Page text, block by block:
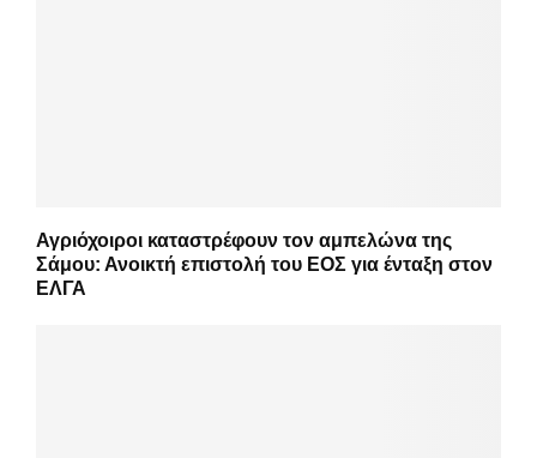
Αγριόχοιροι καταστρέφουν τον αμπελώνα της
Σάμου: Ανοικτή επιστολή του ΕΟΣ για ένταξη στον
ΕΛΓΑ